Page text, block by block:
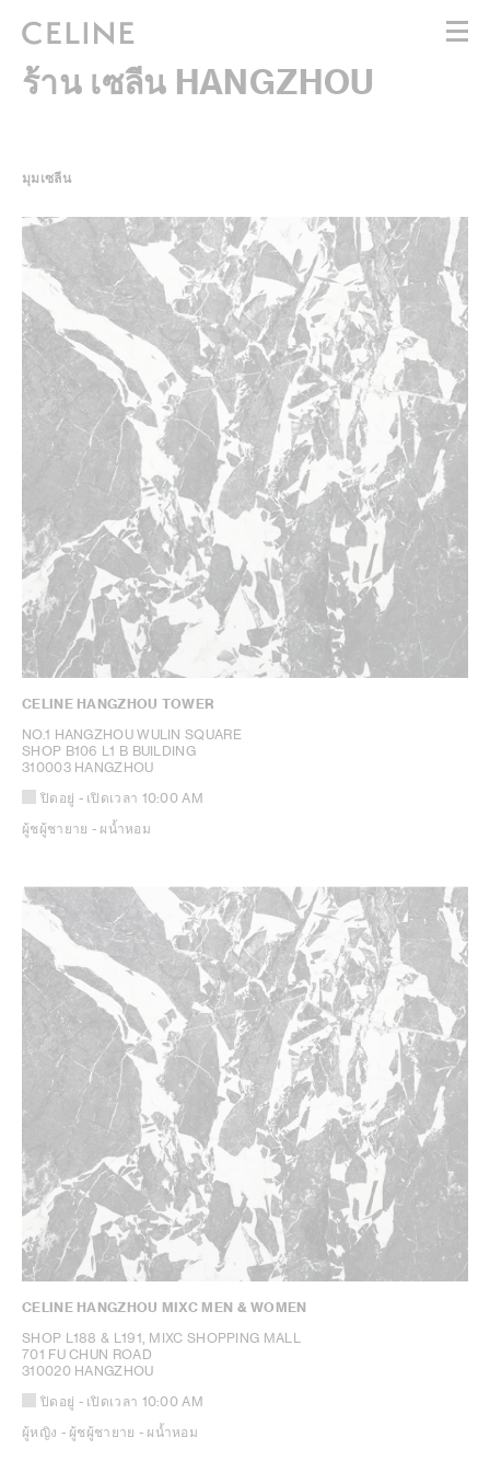
สำหรับผู้หญิง
BEAUTÉ
ถุงช้อปปิ้ง (0)
ร้าน เซลีน HANGZHOU
มุมเซลีน
CELINE HANGZHOU TOWER
NO.1 HANGZHOU WULIN SQUARE
SHOP B106 L1 B BUILDING
310003 HANGZHOU
ปิดอยู่ - เปิดเวลา 10:00 AM
ผู้ชผู้ชายาย - ผน้ำหอม
CELINE HANGZHOU MIXC MEN & WOMEN
SHOP L188 & L191, MIXC SHOPPING MALL
701 FU CHUN ROAD
310020 HANGZHOU
ปิดอยู่ - เปิดเวลา 10:00 AM
ผู้หญิง - ผู้ชผู้ชายาย - ผน้ำหอม